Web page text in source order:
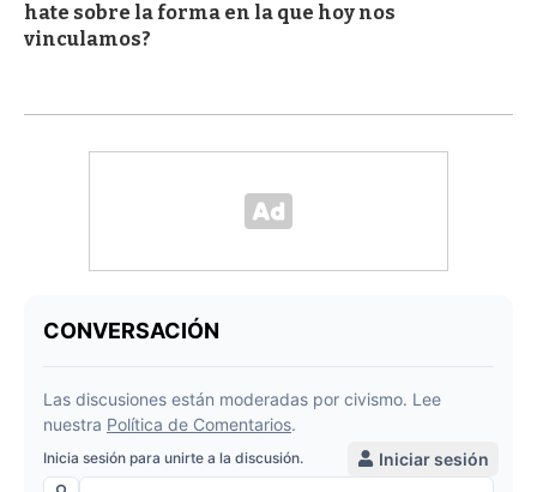
hate sobre la forma en la que hoy nos
vinculamos?